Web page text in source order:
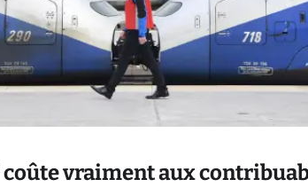
coûte vraiment aux